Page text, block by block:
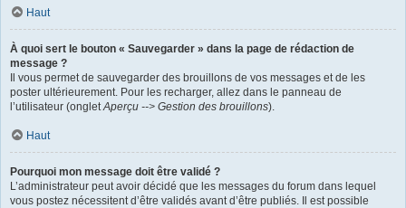
Haut
À quoi sert le bouton « Sauvegarder » dans la page de rédaction de
message ?
Il vous permet de sauvegarder des brouillons de vos messages et de les
poster ultérieurement. Pour les recharger, allez dans le panneau de
l’utilisateur (ongletAperçu --> Gestion des brouillons).
Haut
Pourquoi mon message doit être validé ?
L’administrateur peut avoir décidé que les messages du forum dans lequel
vous postez nécessitent d’être validés avant d’être publiés. Il est possible